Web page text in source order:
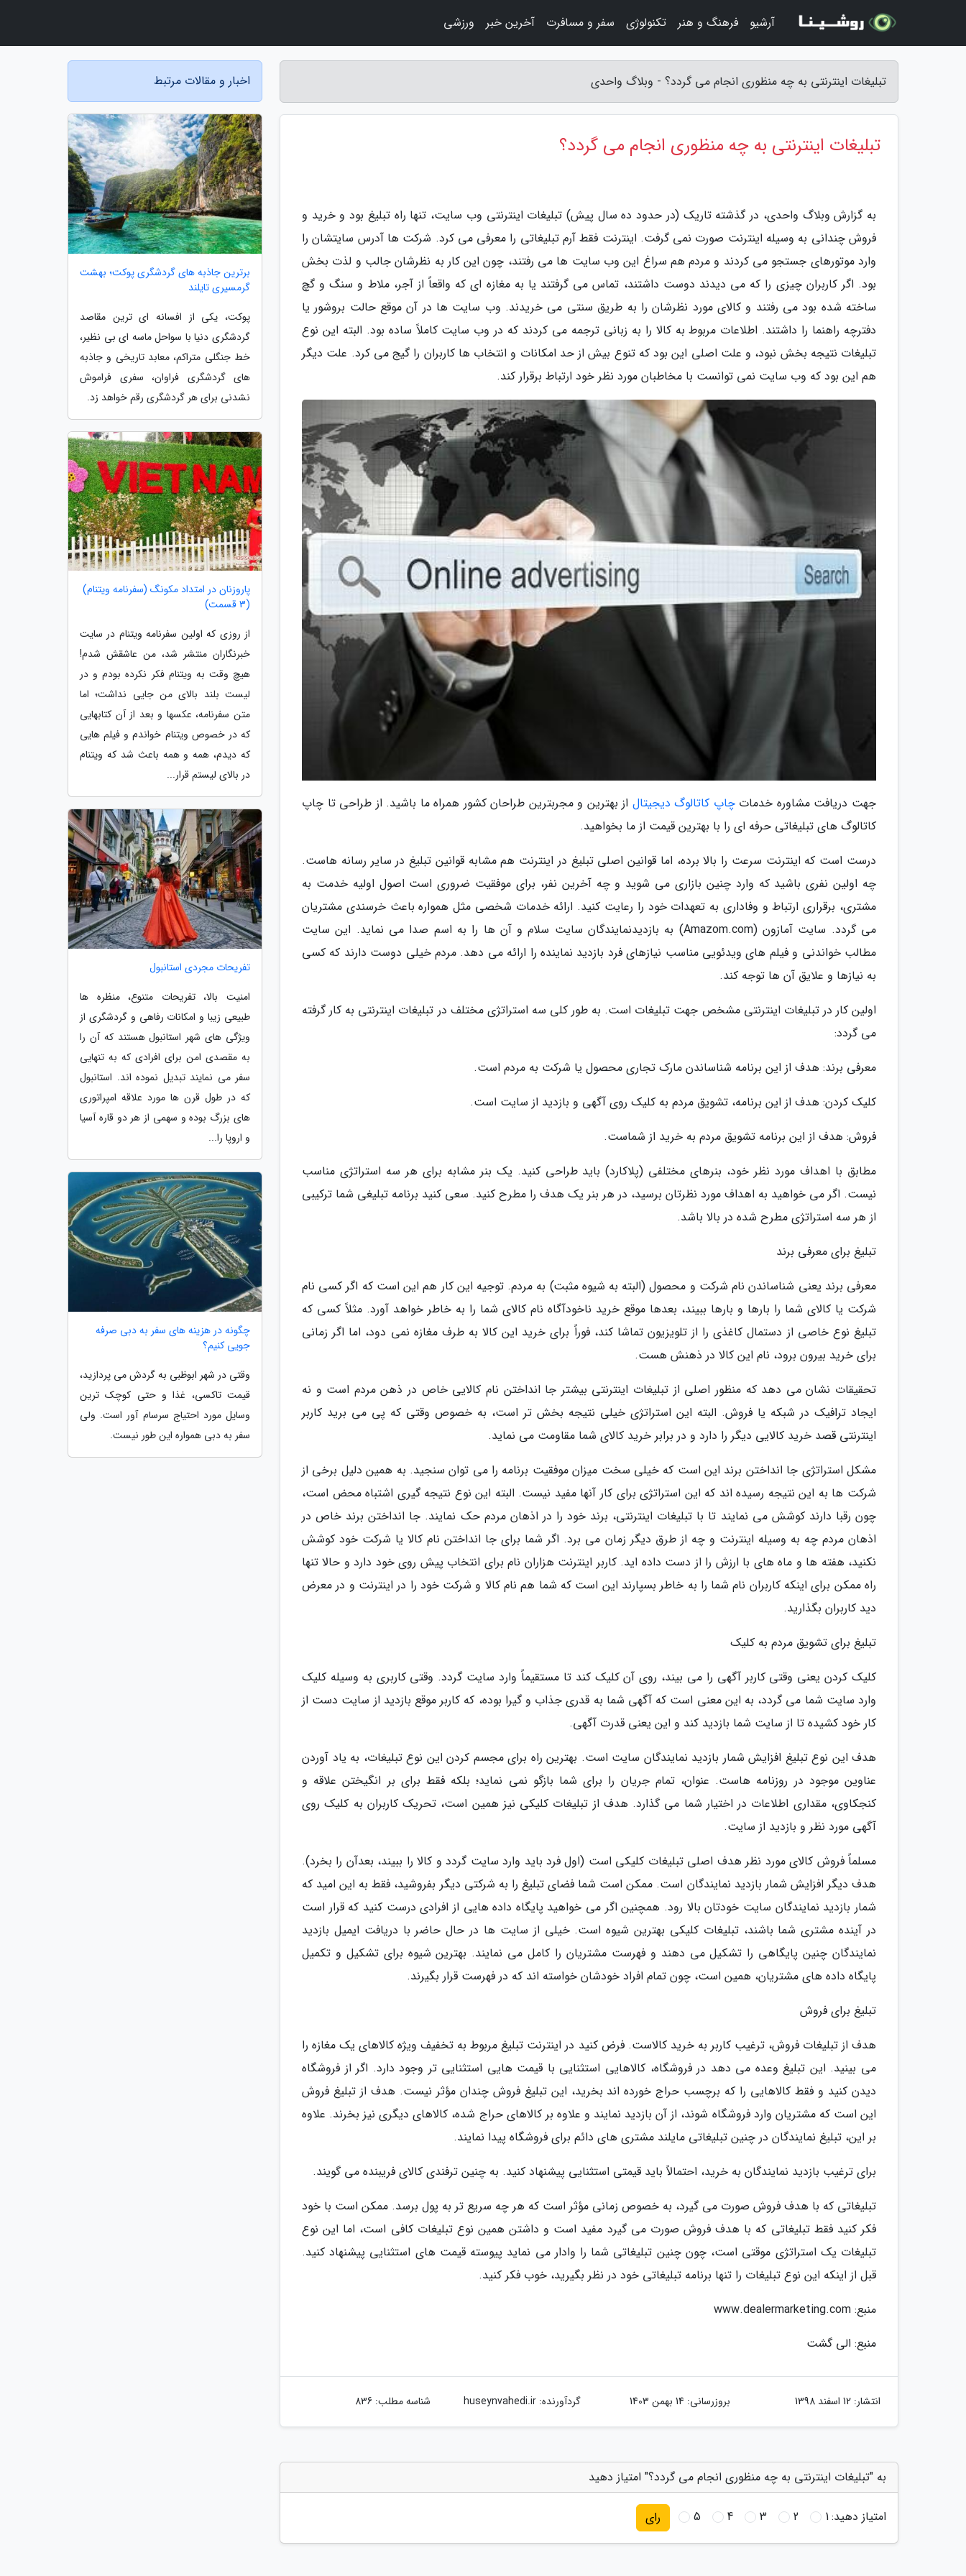
تبلیغات اینترنتی به چه منظوری انجام می گردد؟ - وبلاگ واحدی
تبلیغات اینترنتی به چه منظوری انجام می گردد؟
به گزارش وبلاگ واحدی، در گذشته تاریک (در حدود ده سال پیش) تبلیغات اینترنتی وب سایت، تنها راه تبلیغ بود و خرید و
فروش چندانی به وسیله اینترنت صورت نمی گرفت. اینترنت فقط آرم تبلیغاتی را معرفی می کرد. شرکت ها آدرس سایتشان را
وارد موتورهای جستجو می کردند و مردم هم سراغ این وب سایت ها می رفتند، چون این کار به نظرشان جالب و لذت بخش
بود. اگر کاربران چیزی را که می دیدند دوست داشتند، تماس می گرفتند یا به مغازه ای که واقعاً از آجر، ملاط و سنگ و گچ
ساخته شده بود می رفتند و کالای مورد نظرشان را به طریق سنتی می خریدند. وب سایت ها در آن موقع حالت بروشور یا
دفترچه راهنما را داشتند. اطلاعات مربوط به کالا را به زبانی ترجمه می کردند که در وب سایت کاملاً ساده بود. البته این نوع
تبلیغات نتیجه بخش نبود، و علت اصلی این بود که تنوع بیش از حد امکانات و انتخاب ها کاربران را گیج می کرد. علت دیگر
هم این بود که وب سایت نمی توانست با مخاطبان مورد نظر خود ارتباط برقرار کند.
جهت دریافت مشاوره خدماتچاپ کاتالوگ دیجیتال از بهترین و مجربترین طراحان کشور همراه ما باشید. از طراحی تا چاپ
کاتالوگ های تبلیغاتی حرفه ای را با بهترین قیمت از ما بخواهید.
درست است که اینترنت سرعت را بالا برده، اما قوانین اصلی تبلیغ در اینترنت هم مشابه قوانین تبلیغ در سایر رسانه هاست.
چه اولین نفری باشید که وارد چنین بازاری می شوید و چه آخرین نفر، برای موفقیت ضروری است اصول اولیه خدمت به
مشتری، برقراری ارتباط و وفاداری به تعهدات خود را رعایت کنید. ارائه خدمات شخصی مثل همواره باعث خرسندی مشتریان
می گردد. سایت آمازون (Amazom.com) به بازدیدنمایندگان سایت سلام و آن ها را به اسم صدا می نماید. این سایت
مطالب خواندنی و فیلم های ویدئویی مناسب نیازهای فرد بازدید نماینده را ارائه می دهد. مردم خیلی دوست دارند که کسی
به نیازها و علایق آن ها توجه کند.
اولین کار در تبلیغات اینترنتی مشخص جهت تبلیغات است. به طور کلی سه استراتژی مختلف در تبلیغات اینترنتی به کار گرفته
می گردد:
معرفی برند: هدف از این برنامه شناساندن مارک تجاری محصول یا شرکت به مردم است.
کلیک کردن: هدف از این برنامه، تشویق مردم به کلیک روی آگهی و بازدید از سایت است.
فروش: هدف از این برنامه تشویق مردم به خرید از شماست.
مطابق با اهداف مورد نظر خود، بنرهای مختلفی (پلاکارد) باید طراحی کنید. یک بنر مشابه برای هر سه استراتژی مناسب
نیست. اگر می خواهید به اهداف مورد نظرتان برسید، در هر بنر یک هدف را مطرح کنید. سعی کنید برنامه تبلیغی شما ترکیبی
از هر سه استراتژی مطرح شده در بالا باشد.
تبلیغ برای معرفی برند
معرفی برند یعنی شناساندن نام شرکت و محصول (البته به شیوه مثبت) به مردم. توجیه این کار هم این است که اگر کسی نام
شرکت یا کالای شما را بارها و بارها ببیند، بعدها موقع خرید ناخودآگاه نام کالای شما را به خاطر خواهد آورد. مثلاً کسی که
تبلیغ نوع خاصی از دستمال کاغذی را از تلویزیون تماشا کند، فوراً برای خرید این کالا به طرف مغازه نمی دود، اما اگر زمانی
برای خرید بیرون برود، نام این کالا در ذهنش هست.
تحقیقات نشان می دهد که منظور اصلی از تبلیغات اینترنتی بیشتر جا انداختن نام کالایی خاص در ذهن مردم است و نه
ایجاد ترافیک در شبکه یا فروش. البته این استراتژی خیلی نتیجه بخش تر است، به خصوص وقتی که پی می برید کاربر
اینترنتی قصد خرید کالایی دیگر را دارد و در برابر خرید کالای شما مقاومت می نماید.
مشکل استراتژی جا انداختن برند این است که خیلی سخت میزان موفقیت برنامه را می توان سنجید. به همین دلیل برخی از
شرکت ها به این نتیجه رسیده اند که این استراتژی برای کار آنها مفید نیست. البته این نوع نتیجه گیری اشتباه محض است،
چون رقبا دارند کوشش می نمایند تا با تبلیغات اینترنتی، برند خود را در اذهان مردم حک نمایند. جا انداختن برند خاص در
اذهان مردم چه به وسیله اینترنت و چه از طرق دیگر زمان می برد. اگر شما برای جا انداختن نام کالا یا شرکت خود کوشش
نکنید، هفته ها و ماه های با ارزش را از دست داده اید. کاربر اینترنت هزاران نام برای انتخاب پیش روی خود دارد و حالا تنها
راه ممکن برای اینکه کاربران نام شما را به خاطر بسپارند این است که شما هم نام کالا و شرکت خود را در اینترنت و در معرض
دید کاربران بگذارید.
تبلیغ برای تشویق مردم به کلیک
کلیک کردن یعنی وقتی کاربر آگهی را می بیند، روی آن کلیک کند تا مستقیماً وارد سایت گردد. وقتی کاربری به وسیله کلیک
وارد سایت شما می گردد، به این معنی است که آگهی شما به قدری جذاب و گیرا بوده، که کاربر موقع بازدید از سایت دست از
کار خود کشیده تا از سایت شما بازدید کند و این یعنی قدرت آگهی.
هدف این نوع تبلیغ افزایش شمار بازدید نمایندگان سایت است. بهترین راه برای مجسم کردن این نوع تبلیغات، به یاد آوردن
عناوین موجود در روزنامه هاست. عنوان، تمام جریان را برای شما بازگو نمی نماید؛ بلکه فقط برای بر انگیختن علاقه و
کنجکاوی، مقداری اطلاعات در اختیار شما می گذارد. هدف از تبلیغات کلیکی نیز همین است، تحریک کاربران به کلیک روی
آگهی مورد نظر و بازدید از سایت.
مسلماً فروش کالای مورد نظر هدف اصلی تبلیغات کلیکی است (اول فرد باید وارد سایت گردد و کالا را ببیند، بعدآن را بخرد).
هدف دیگر افزایش شمار بازدید نمایندگان است. ممکن است شما فضای تبلیغ را به شرکتی دیگر بفروشید، فقط به این امید که
شمار بازدید نمایندگان سایت خودتان بالا رود. همچنین اگر می خواهید پایگاه داده هایی از افرادی درست کنید که قرار است
در آینده مشتری شما باشند، تبلیغات کلیکی بهترین شیوه است. خیلی از سایت ها در حال حاضر با دریافت ایمیل بازدید
نمایندگان چنین پایگاهی را تشکیل می دهند و فهرست مشتریان را کامل می نمایند. بهترین شیوه برای تشکیل و تکمیل
پایگاه داده های مشتریان، همین است، چون تمام افراد خودشان خواسته اند که در فهرست قرار بگیرند.
تبلیغ برای فروش
هدف از تبلیغات فروش، ترغیب کاربر به خرید کالاست. فرض کنید در اینترنت تبلیغ مربوط به تخفیف ویژه کالاهای یک مغازه را
می بینید. این تبلیغ وعده می دهد در فروشگاه، کالاهایی استثنایی با قیمت هایی استثنایی تر وجود دارد. اگر از فروشگاه
دیدن کنید و فقط کالاهایی را که برچسب حراج خورده اند بخرید، این تبلیغ فروش چندان مؤثر نیست. هدف از تبلیغ فروش
این است که مشتریان وارد فروشگاه شوند، از آن بازدید نمایند و علاوه بر کالاهای حراج شده، کالاهای دیگری نیز بخرند. علاوه
بر این، تبلیغ نمایندگان در چنین تبلیغاتی مایلند مشتری های دائم برای فروشگاه پیدا نمایند.
برای ترغیب بازدید نمایندگان به خرید، احتمالاً باید قیمتی استثنایی پیشنهاد کنید. به چنین ترفندی کالای فریبنده می گویند.
تبلیغاتی که با هدف فروش صورت می گیرد، به خصوص زمانی مؤثر است که هر چه سریع تر به پول برسد. ممکن است با خود
فکر کنید فقط تبلیغاتی که با هدف فروش صورت می گیرد مفید است و داشتن همین نوع تبلیغات کافی است، اما این نوع
تبلیغات یک استراتژی موقتی است، چون چنین تبلیغاتی شما را وادار می نماید پیوسته قیمت های استثنایی پیشنهاد کنید.
قبل از اینکه این نوع تبلیغات را تنها برنامه تبلیغاتی خود در نظر بگیرید، خوب فکر کنید.
منبع: www.dealermarketing.com
منبع: الی گشت
انتشار: 12 اسفند 1398 بروزرسانی: 14 بهمن 1403 گردآورنده:huseynvahedi.ir شناسه مطلب: 836
به "تبلیغات اینترنتی به چه منظوری انجام می گردد؟" امتیاز دهید
امتیاز دهید:1
2
3
4
5 رای
اخبار و مقالات مرتبط
برترین جاذبه های گردشگری پوکت؛ بهشت
گرمسیری تایلند
پوکت، یکی از افسانه ای ترین مقاصد
گردشگری دنیا با سواحل ماسه ای بی نظیر،
خط جنگلی متراکم، معابد تاریخی و جاذبه
های گردشگری فراوان، سفری فراموش
نشدنی برای هر گردشگری رقم خواهد زد.
پاروزنان در امتداد مکونگ (سفرنامه ویتنام)
(3 قسمت)
از روزی که اولین سفرنامه ویتنام در سایت
خبرنگاران منتشر شد، من عاشقش شدم!
هیچ وقت به ویتنام فکر نکرده بودم و در
لیست بلند بالای من جایی نداشت؛ اما
متن سفرنامه، عکسها و بعد از آن کتابهایی
که در خصوص ویتنام خواندم و فیلم هایی
که دیدم، همه و همه باعث شد که ویتنام
در بالای لیستم قرار...
تفریحات مجردی استانبول
امنیت بالا، تفریحات متنوع، منظره ها
طبیعی زیبا و امکانات رفاهی و گردشگری از
ویژگی های شهر استانبول هستند که آن را
به مقصدی امن برای افرادی که به تنهایی
سفر می نمایند تبدیل نموده اند. استانبول
که در طول قرن ها مورد علاقه امپراتوری
های بزرگ بوده و سهمی از هر دو قاره آسیا
و اروپا را...
چگونه در هزینه های سفر به دبی صرفه
جویی کنیم؟
وقتی در شهر ابوظبی به گردش می پردازید،
قیمت تاکسی، غذا و حتی کوچک ترین
وسایل مورد احتیاج سرسام آور است. ولی
سفر به دبی همواره این طور نیست.
آرشیو فرهنگ و هنر تکنولوژی سفر و مسافرت آخرین خبر ورزشی